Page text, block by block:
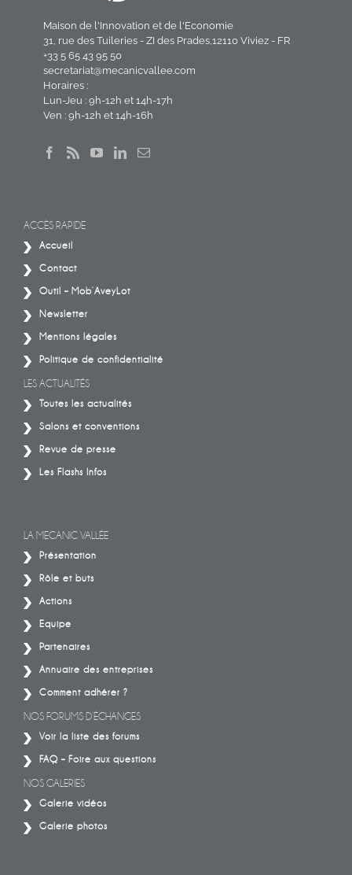
Maison de l'Innovation et de l'Economie
31, rue des Tuileries - ZI des Prades,12110 Viviez - FR
+33 5 65 43 95 50
secretariat@mecanicvallee.com
Horaires :
Lun-Jeu : 9h-12h et 14h-17h
Ven : 9h-12h et 14h-16h
ACCÈS RAPIDE
Accueil
Contact
Outil – Mob’AveyLot
Newsletter
Mentions légales
Politique de confidentialité
LES ACTUALITÉS
Toutes les actualités
Salons et conventions
Revue de presse
Les Flashs Infos
LA MECANIC VALLÉE
Présentation
Rôle et buts
Actions
Equipe
Partenaires
Annuaire des entreprises
Comment adhérer ?
NOS FORUMS D’ÉCHANGES
Voir la liste des forums
FAQ – Foire aux questions
NOS GALERIES
Galerie vidéos
Galerie photos